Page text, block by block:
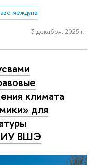
международной торговли и
3 декабря, 2025 г.
климата
для
ВШЭ